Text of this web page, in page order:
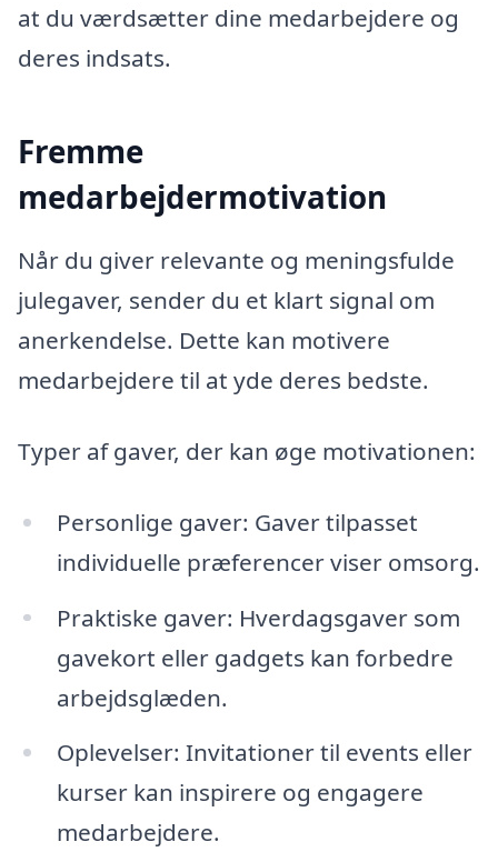
at du værdsætter dine medarbejdere og
deres indsats.
Fremme
medarbejdermotivation
Når du giver relevante og meningsfulde
julegaver, sender du et klart signal om
anerkendelse. Dette kan motivere
medarbejdere til at yde deres bedste.
Typer af gaver, der kan øge motivationen:
Personlige gaver: Gaver tilpasset
individuelle præferencer viser omsorg.
Praktiske gaver: Hverdagsgaver som
gavekort eller gadgets kan forbedre
arbejdsglæden.
Oplevelser: Invitationer til events eller
kurser kan inspirere og engagere
medarbejdere.